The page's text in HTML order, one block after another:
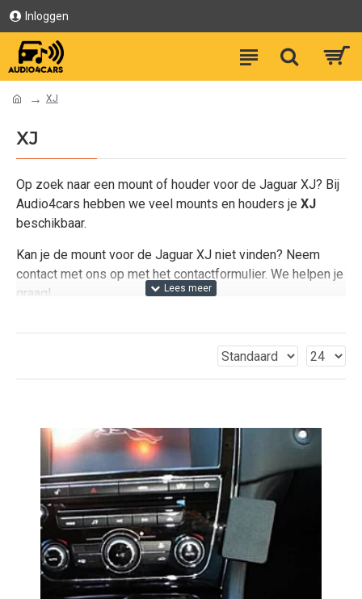
Inloggen
XJ
XJ
Op zoek naar een mount of houder voor de Jaguar XJ? Bij
Audio4cars hebben we veel mounts en houders je XJ
beschikbaar.
Kan je de mount voor de Jaguar XJ niet vinden? Neem
contact met ons op met het contactformulier. We helpen je
graag!